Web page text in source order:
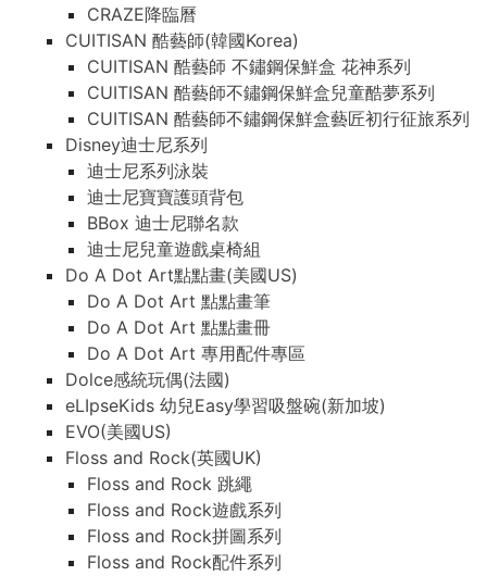
CRAZE降臨曆
CUITISAN 酷藝師(韓國Korea)
CUITISAN 酷藝師 不鏽鋼保鮮盒 花神系列
CUITISAN 酷藝師不鏽鋼保鮮盒兒童酷夢系列
CUITISAN 酷藝師不鏽鋼保鮮盒藝匠初行征旅系列
Disney迪士尼系列
迪士尼系列泳裝
迪士尼寶寶護頭背包
BBox 迪士尼聯名款
迪士尼兒童遊戲桌椅組
Do A Dot Art點點畫(美國US)
Do A Dot Art 點點畫筆
Do A Dot Art 點點畫冊
Do A Dot Art 專用配件專區
Dolce感統玩偶(法國)
eLIpseKids 幼兒Easy學習吸盤碗(新加坡)
EVO(美國US)
Floss and Rock(英國UK)
Floss and Rock 跳繩
Floss and Rock遊戲系列
Floss and Rock拼圖系列
Floss and Rock配件系列